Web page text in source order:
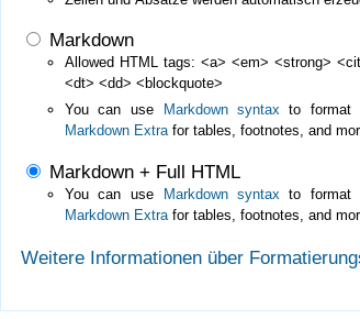
Markdown
Allowed HTML tags: <a> <em> <strong>
<dt> <dd> <blockquote>
You can use
Markdown syntax to format
Markdown Extrafor tables, footnotes, and
Markdown + Full HTML
You can use Markdown syntax to format
Markdown Extrafor tables, footnotes, and
Weitere Informationen über